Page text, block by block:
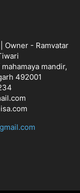
Owner - Ramvatar
mandir,
492001